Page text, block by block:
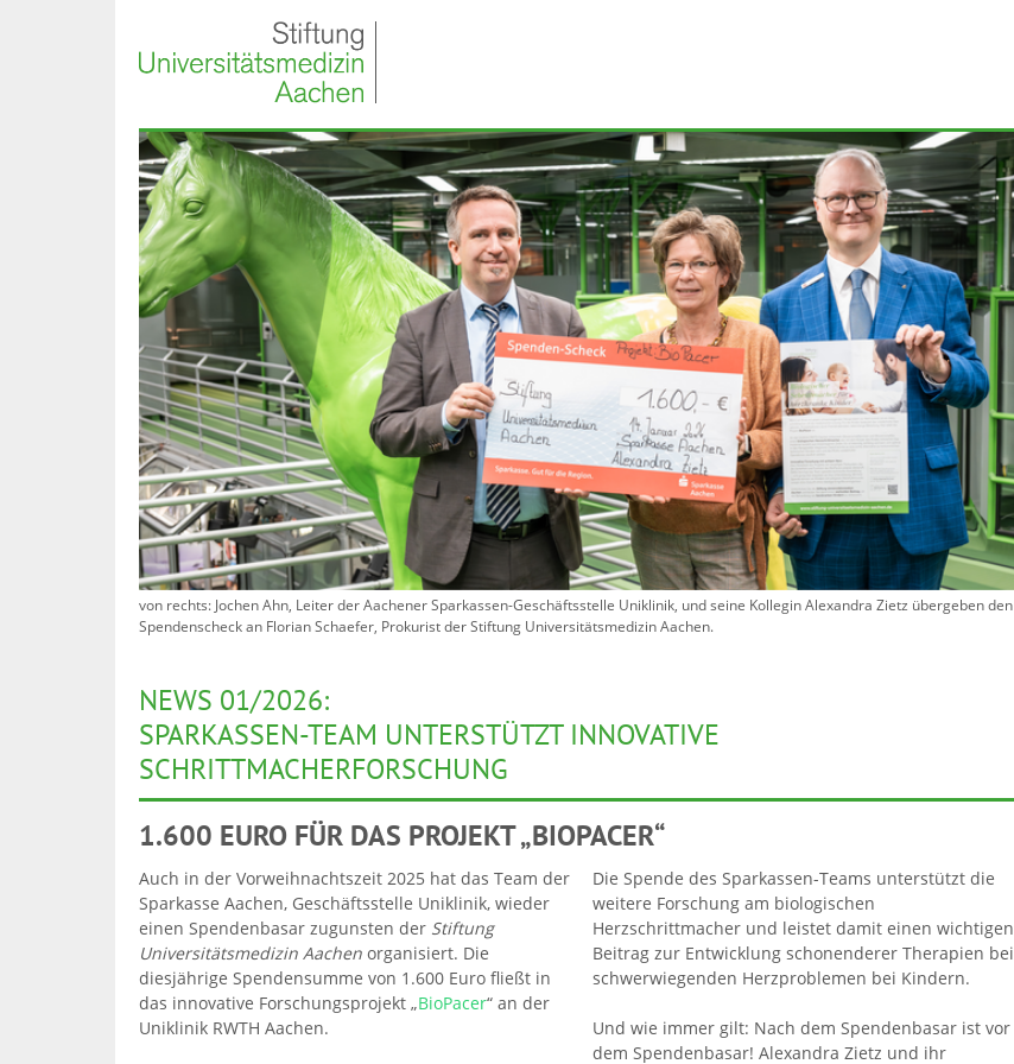
von rechts: Jochen Ahn, Leiter der Aachener Sparkassen-Geschäftsstelle Uniklinik, und seine Kollegin Alexandra Zietz übergeben den
Spendenscheck an Florian Schaefer, Prokurist der Stiftung Universitätsmedizin Aachen.
NEWS 01/2026:
SPARKASSEN-TEAM UNTERSTÜTZT INNOVATIVE
SCHRITTMACHERFORSCHUNG
1.600 EURO FÜR DAS PROJEKT „BIOPACER“
Auch in der Vorweihnachtszeit 2025 hat das Team der
Sparkasse Aachen, Geschäftsstelle Uniklinik, wieder
einen Spendenbasar zugunsten der Stiftung
Universitätsmedizin Aachen organisiert. Die
diesjährige Spendensumme von 1.600 Euro fließt in
das innovative Forschungsprojekt „BioPacer“ an der
Uniklinik RWTH Aachen.
Die Spende des Sparkassen-Teams unterstützt die
weitere Forschung am biologischen
Herzschrittmacher und leistet damit einen wichtigen
Beitrag zur Entwicklung schonenderer Therapien bei
schwerwiegenden Herzproblemen bei Kindern.
Und wie immer gilt: Nach dem Spendenbasar ist vor
dem Spendenbasar! Alexandra Zietz und ihr